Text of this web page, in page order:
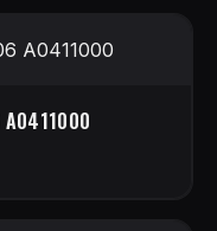
A0411000